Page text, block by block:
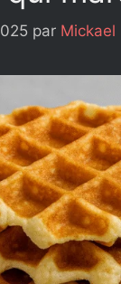
par Mickael